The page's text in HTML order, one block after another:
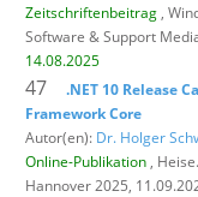
Zeitschriftenbeitrag ,
Software & Support
14.08.2025
47
.NET 10 Release
Framework Core
Autor(en): Dr. Holger
Online-Publikation ,
Hannover 2025,